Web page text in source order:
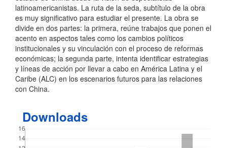
latinoamericanistas. La ruta de la seda, subtítulo de la obra
es muy significativo para estudiar el presente. La obra se
divide en dos partes: la primera, reúne trabajos que ponen el
acento en aspectos tales como los cambios políticos
institucionales y su vinculación con el proceso de reformas
económicas; la segunda parte, intenta identificar estrategias
y líneas de acción por llevar a cabo en América Latina y el
Caribe (ALC) en los escenarios futuros para las relaciones
con China.
Downloads